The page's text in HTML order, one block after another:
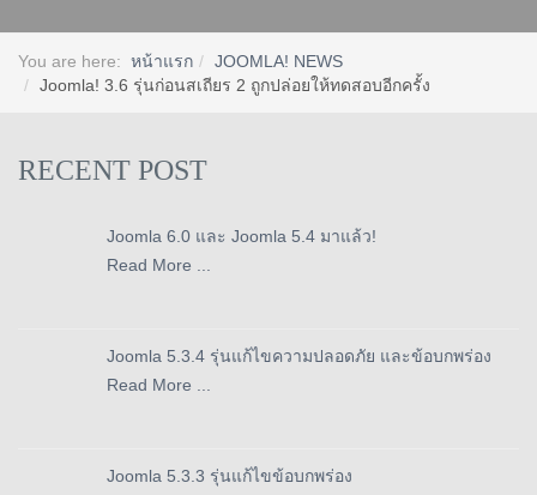
You are here: หน้าแรก
JOOMLA! NEWS
Joomla! 3.6 รุ่นก่อนสเถียร 2 ถูกปล่อยให้ทดสอบอีกครั้ง
RECENT POST
Joomla 6.0 และ Joomla 5.4 มาแล้ว!
Read More ...
Joomla 5.3.4 รุ่นแก้ไขความปลอดภัย และข้อบกพร่อง
Read More ...
Joomla 5.3.3 รุ่นแก้ไขข้อบกพร่อง